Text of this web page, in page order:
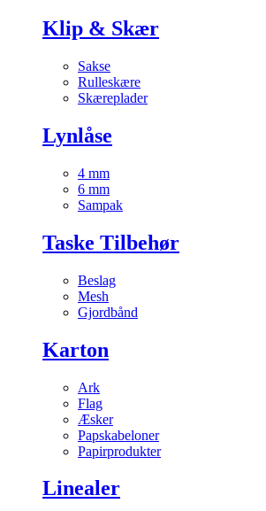
Klip & Skær
Sakse
Rulleskære
Skæreplader
Lynlåse
4 mm
6 mm
Sampak
Taske Tilbehør
Beslag
Mesh
Gjordbånd
Karton
Ark
Flag
Æsker
Papskabeloner
Papirprodukter
Linealer